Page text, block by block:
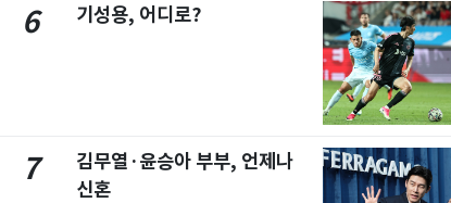
6 기성용, 어디로?
7
김무열·윤승아 부부, 언제나
신혼